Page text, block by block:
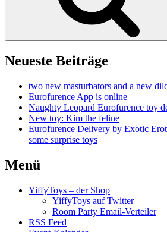
Neueste Beiträge
two new masturbators and a new
Eurofurence App is online
Naughty Leopard Eurofurence toy
New toy: Kim the feline
Eurofurence Delivery by Exotic
some surprise toys
Menü
YiffyToys – der Shop
YiffyToys auf Twitter
Room Party Email-Verteiler
RSS Feed